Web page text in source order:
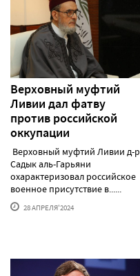
Верховный муфтий
Ливии дал фатву
против российской
оккупации
Верховный муфтий Ливии д-р
Садык аль-Гарьяни
охарактеризовал российское
военное присутствие в......
28 АПРЕЛЯ'2024